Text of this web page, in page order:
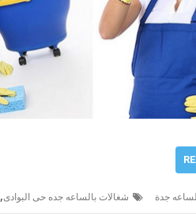
جدة شغالات بالساعه جده حى البوادى,